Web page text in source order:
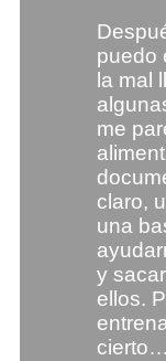
puedo
la mal
me
claro,
una
y
ellos.
cierto…